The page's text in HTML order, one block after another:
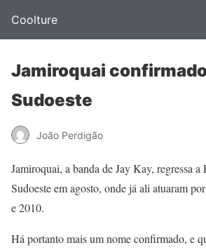
Coolture
Jamiroquai
Sudoeste
João Perdigão
Jamiroquai, a banda de Jay Kay, regressa
Sudoeste em agosto, onde já ali atuaram
e 2010.
Há portanto mais um nome confirmado, e